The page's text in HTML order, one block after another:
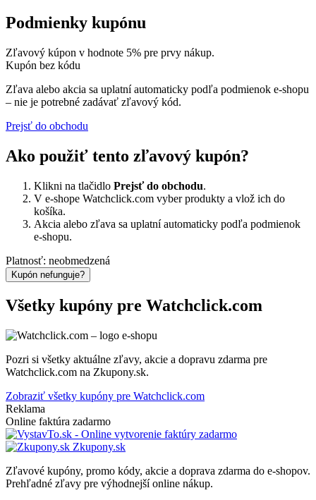
Podmienky kupónu
Zľavový kúpon v hodnote 5% pre prvy nákup.
Kupón bez kódu
Zľava alebo akcia sa uplatní automaticky podľa podmienok e-shopu
– nie je potrebné zadávať zľavový kód.
Prejsť do obchodu
Ako použiť tento zľavový kupón?
Klikni na tlačidlo Prejsť do obchodu.
V e-shope Watchclick.com vyber produkty a vlož ich do
košíka.
Akcia alebo zľava sa uplatní automaticky podľa podmienok
e-shopu.
Platnosť: neobmedzená
Kupón nefunguje?
Všetky kupóny pre Watchclick.com
Pozri si všetky aktuálne zľavy, akcie a dopravu zdarma pre
Watchclick.com na Zkupony.sk.
Zobraziť všetky kupóny pre Watchclick.com
Reklama
Online faktúra zadarmo
Zkupony.sk
Zľavové kupóny, promo kódy, akcie a doprava zdarma do e-shopov.
Prehľadné zľavy pre výhodnejší online nákup.